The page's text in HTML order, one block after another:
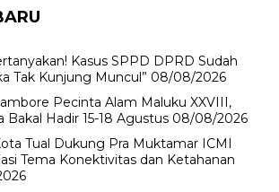
Kasus SPPD DPRD Sudah
Tak Kunjung Muncul” 08/08/2026
Pecinta Alam Maluku XXVIII,
Bakal Hadir 15-18 Agustus 08/08/2026
Tual Dukung Pra Muktamar ICMI
Tema Konektivitas dan Ketahanan